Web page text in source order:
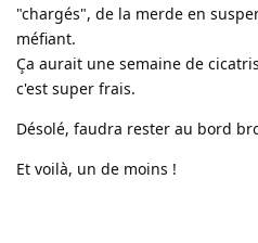
"chargés", de la merde en
méfiant.
Ça aurait une semaine de
c'est super frais.
Désolé, faudra rester au bord
Et voilà, un de moins !